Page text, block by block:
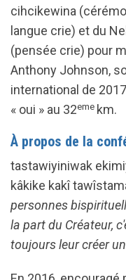
cihcikewina
langue crie) et du
(pensée crie) pour
Anthony Johnson,
international de
« oui » au 32eme km.
À propos de la
tastawiyiniwak
kâkike kakî
personnes
la part du Créateur,
toujours leur créer